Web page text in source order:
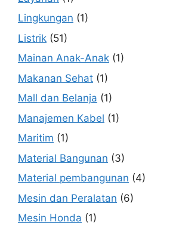
Lingkungan (1)
Listrik (51)
Mainan Anak-Anak (1)
Makanan Sehat (1)
Mall dan Belanja (1)
Manajemen Kabel (1)
Maritim (1)
Material Bangunan (3)
Material pembangunan (4)
Mesin dan Peralatan (6)
Mesin Honda (1)